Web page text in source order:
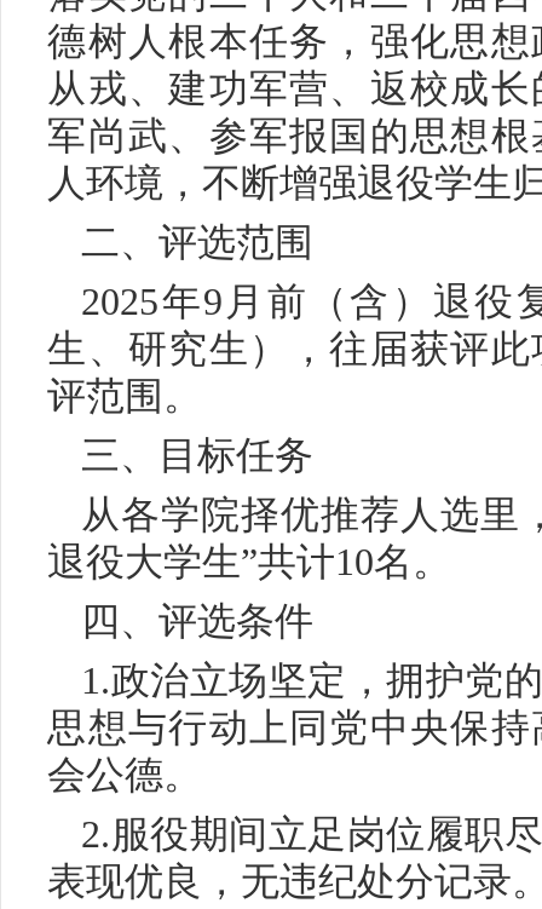
德树人根本任务，强化思
从戎、建功军营、返校成
军尚武、参军报国的思想
人环境，不断增强退役学生
二、评选范围
2025年9月前（含）退役
生、研究生），往届获评
评范围。
三、目标任务
从各学院择优推荐人选里
退役大学生”共计10名。
四、评选条件
1.政治立场坚定，拥护党
思想与行动上同党中央保
会公德。
2.服役期间立足岗位履职
表现优良，无违纪处分记录